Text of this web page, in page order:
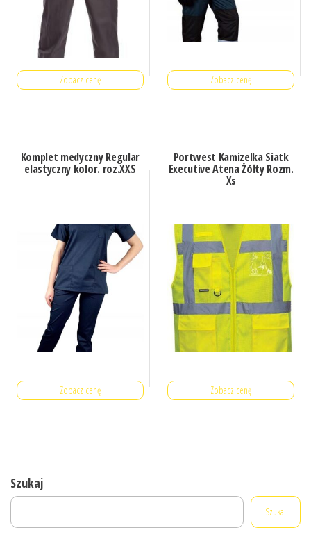
Zobacz cenę Zobacz cenę
Komplet medyczny Regular
elastyczny kolor. roz.XXS
Zobacz cenę
Portwest Kamizelka Siatk
Executive Atena Żółty Rozm.
Xs
Zobacz cenę
Szukaj
Szukaj